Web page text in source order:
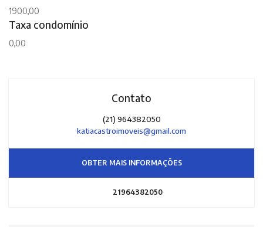
1900,00
Taxa condomínio
0,00
Contato
(21) 964382050
katiacastroimoveis@gmail.com
OBTER MAIS INFORMAÇÕES
21964382050